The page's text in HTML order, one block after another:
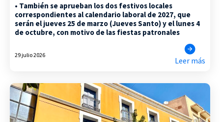
• También se aprueban los dos festivos locales
correspondientes al calendario laboral de 2027, que
serán el jueves 25 de marzo (Jueves Santo) y el lunes 4
de octubre, con motivo de las fiestas patronales
29 julio 2026
Leer más